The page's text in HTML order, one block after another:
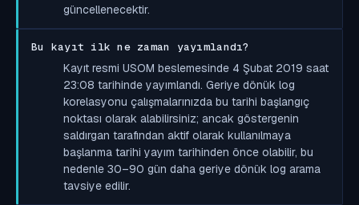
güncellenecektir.
Bu kayıt ilk ne zaman yayımlandı?
Kayıt resmi USOM beslemesinde 4 Şubat 2019 saat
23:08 tarihinde yayımlandı. Geriye dönük log
korelasyonu çalışmalarınızda bu tarihi başlangıç
noktası olarak alabilirsiniz; ancak göstergenin
saldırgan tarafından aktif olarak kullanılmaya
başlanma tarihi yayım tarihinden önce olabilir, bu
nedenle 30–90 gün daha geriye dönük log arama
tavsiye edilir.